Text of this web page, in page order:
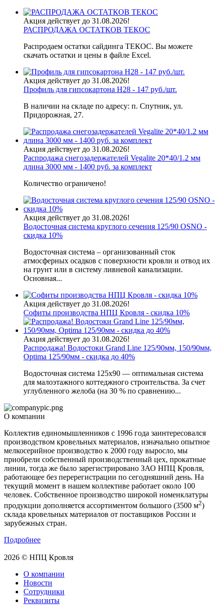
Акция действует до 31.08.2026!
РАСПРОДАЖА ОСТАТКОВ ТЕКОС
Распродаем остатки сайдинга ТЕКОС. Вы можете
скачать остатки и цены в файле Excel.
Акция действует до 31.08.2026!
Профиль для гипсокартона H28 - 147 руб./шт.
В наличии на складе по адресу: п. Спутник, ул.
Придорожная, 27.
Акция действует до 31.08.2026!
Распродажа снегозадержателей Vegalite 20*40/1.2 мм
длина 3000 мм - 1400 руб. за комплект
Количество ограничено!
Акция действует до 31.08.2026!
Водосточная система круглого сечения 125/90 OSNO -
скидка 10%
Водосточная система – организованный сток
атмосферных осадков с поверхности кровли и отвод их
на грунт или в систему ливневой канализации.
Основная...
Акция действует до 31.08.2026!
Софиты производства НПЦ Кровля - скидка 10%
Акция действует до 31.08.2026!
Распродажа! Водостоки Grand Line 125/90мм, 150/90мм,
Optima 125/90мм - скидка до 40%
Водосточная система 125х90 — оптимальная система
для малоэтажного коттеджного строительства. За счет
углубленного желоба (на 30 % по сравнению...
О компании
Коллектив единомышленников с 1996 года заинтересовался
производством кровельных материалов, изначально опытное
мелкосерийное производство к 2000 году выросло, мы
приобрели собственный производственный цех, прокатные
линии, тогда же было зарегистрировано ЗАО НПЦ Кровля,
работающее без перерегистрации по сегодняшний день. На
текущий момент в нашем коллективе работает около 100
человек. Собственное производство широкой номенклатуры
продукции дополняется ассортиментом большого (3500 м2)
склада кровельных материалов от поставщиков России и
зарубежных стран.
Подробнее
2026 © НПЦ Кровля
О компании
Новости
Сотрудники
Реквизиты